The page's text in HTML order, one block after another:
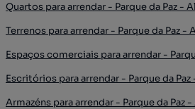
Quartos para arrendar - Parque da Paz -
Terrenos para arrendar - Parque da Paz -
Espaços comerciais para arrendar -
Escritórios para arrendar - Parque da
Armazéns para arrendar - Parque da Paz